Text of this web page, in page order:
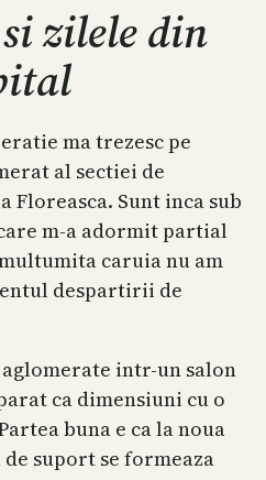
zilele din
ma trezesc pe
al sectiei de
Floreasca. Sunt inca sub
m-a adormit partial
caruia nu am
despartirii de
intr-un salon
ca dimensiuni cu o
buna e ca la noua
suport se formeaza